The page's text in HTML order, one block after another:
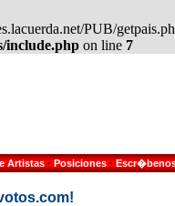
PUB/
include.php on line 7
Artistas·Posiciones·